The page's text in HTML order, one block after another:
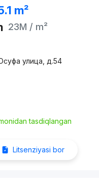
m²
23M / m²
улица, д.54
tasdiqlangan
Litsenziyasi bor